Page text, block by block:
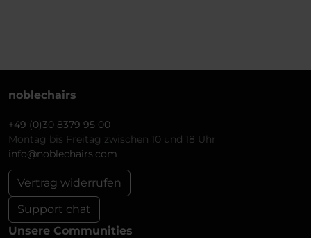
noblechairs
+49 (0)30 8379 95 00
Montag bis Freitag zwischen 10 und 18 Uhr
info@noblechairs.com
Vertrag widerrufen
Support chat
Unsere Communities